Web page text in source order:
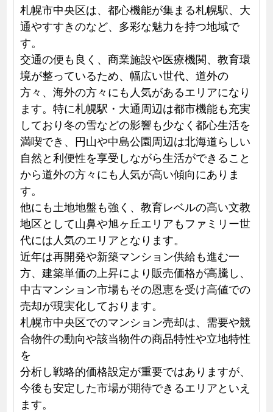
札幌市中央区は、都心機能が集まる札幌駅、大
通やすすきのなど、多彩な魅力を持つ地域で
す。
交通の便も良く、商業施設や医療機関、教育環
境が整っているため、幅広い世代、道外の
方々、海外の方々にも人気があるエリアになり
ます。特に札幌駅・大通周辺は都市機能も充実
しており冬の雪などの影響も少なく都心生活を
満喫でき、円山や中島公園周辺は北海道らしい
自然と利便性を享受しながら生活ができること
から道外の方々にも人気が高い傾向にありま
す。
他にも土地地盤も強く、教育レベルの高い文教
地区として山鼻や旭ヶ丘エリアもファミリー世
代には人気のエリアとなります。
近年は再開発や新築マンション供給も進む一
方、建築単価の上昇により販売価格が高騰し、
中古マンション市場もその恩恵を受け高値での
売却が現実化しております。
札幌市中央区でのマンション売却は、需要や競
合物件の動向や該当物件の商品特性や立地特性
を
分析し戦略的価格設定が重要ではありますが、
今後も安定した市場が期待できるエリアといえ
ます。